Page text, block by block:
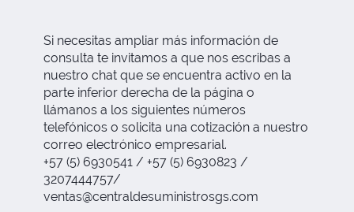
Si necesitas ampliar más información de
consulta te invitamos a que nos escribas a
nuestro chat que se encuentra activo en la
parte inferior derecha de la página o
llámanos a los siguientes números
telefónicos o solicita una cotización a nuestro
correo electrónico empresarial.
+57 (5) 6930541 / +57 (5) 6930823 /
3207444757/
ventas@centraldesuministrosgs.com